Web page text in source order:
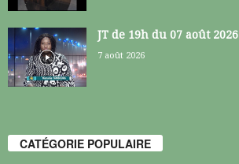
JT de 19h du 07 août 2026
7 août 2026
CATÉGORIE POPULAIRE